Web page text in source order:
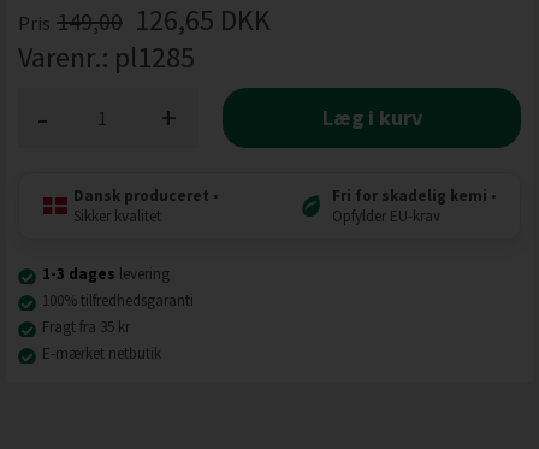
Pris 149,00 126,65 DKK
Varenr.: pl1285
+
- Læg i kurv
Dansk produceret •
Sikker kvalitet
Fri for skadelig kemi •
Opfylder EU-krav
1-3 dages levering
100% tilfredhedsgaranti
Fragt fra 35 kr
E-mærket netbutik